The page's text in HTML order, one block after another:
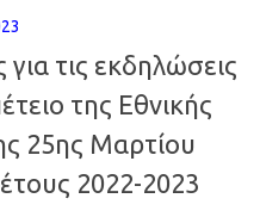
για τις εκδηλώσεις
της Εθνικής
25ης Μαρτίου
2022-2023